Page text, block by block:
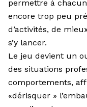
permettre à
encore trop peu
d’activités, de
s’y lancer.
Le jeu devient un
des situations
comportements,
«dérisquer »